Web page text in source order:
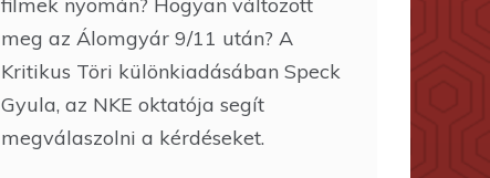
filmek nyomán? Hogyan változott
meg az Álomgyár 9/11 után? A
Kritikus Töri különkiadásában Speck
Gyula, az NKE oktatója segít
megválaszolni a kérdéseket.